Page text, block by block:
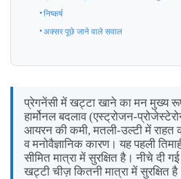
निष्कर्ष
अक्सर पूछे जाने वाले सवाल
प्रेगनेंसी में खट्टा खाने का मन मुख्य
हार्मोनल बदलाव (एस्ट्रोजन-
आयरन की कमी, मतली-उल्टी में राहत
व मनोवैज्ञानिक कारण। यह पहली
सीमित मात्रा में सुरक्षित है। नीचे दी
खट्टी चीज़ कितनी मात्रा में सुरक्षित